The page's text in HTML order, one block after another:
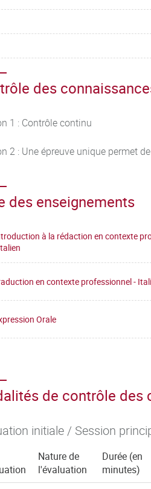
des
1 : Contrôle continu
2 : Une épreuve unique permet
des enseignements
à la rédaction en contexte
en contexte professionnel -
Orale
de contrôle des
initiale / Session
Nature de
l'évaluation
Durée (en
minutes)